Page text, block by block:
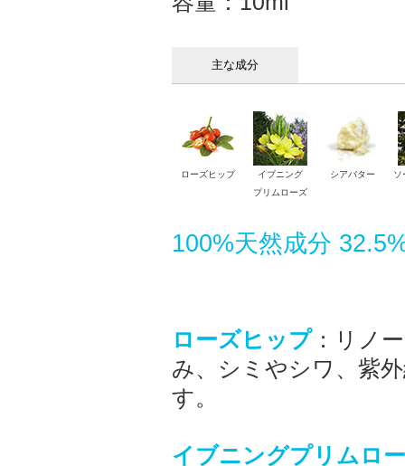
主な成分
ローズヒップ
イブニング
プリムローズ
シアバター ソ
100%天然成分
ローズヒップ：リノ
み、シミやシワ、紫
す。
イブニングプリムロ